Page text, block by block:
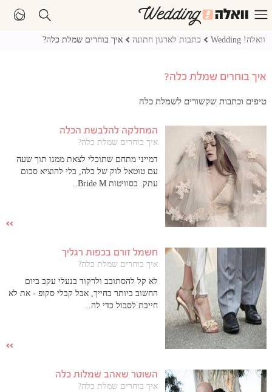
וואלה! Wedding כתבות לארגון חתונה איך בוחרים שמלת כלה?
איך בוחרים שמלת כלה?
טיפים וכתבות שקשורים לשמלת כלה
המחלקה להלבשת הכלה
איך בוחרים שמלת כלה?
דמייני מתחם שתוכלי לצאת ממנו תוך שעה
עם טוטאל לוק של כלה, בלי להוציא סכום
עתק. בסוויטות Bride M..
חשמל זורם בכפות רגליך
איך בוחרים שמלת כלה?
לא קל להסתובב ולרקוד בנעלי עקב ביום
החשוב ביותר בחייך, אבל קבלי סקופ - את לא
חייבת לסבול כדי לה..
השוטר שאהב שמלות כלה
איך בוחרים שמלת כלה?